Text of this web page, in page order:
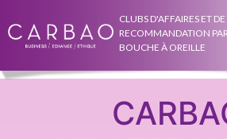
CLUBS D'AFFAIRES ET DE
RECOMMANDATION
BOUCHE À OREILLE